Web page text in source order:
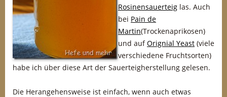
Rosinensauerteig las. Auch
bei Pain de
Martin(Trockenaprikosen)
und aufOrignial Yeast (viele
verschiedene Fruchtsorten)
habe ich über diese Art der Sauerteigherstellung gelesen.
Die Herangehensweise ist einfach, wenn auch etwas